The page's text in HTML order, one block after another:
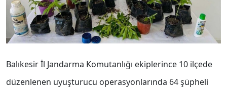
Balıkesir İl Jandarma Komutanlığı ekiplerince 10 ilçede
düzenlenen uyuşturucu operasyonlarında 64 şüpheli